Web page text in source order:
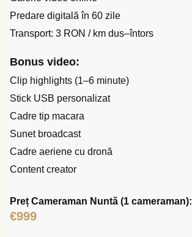
Predare digitală în 60 zile
Transport: 3 RON / km dus–întors
Bonus video:
Clip highlights (1–6 minute)
Stick USB personalizat
Cadre tip macara
Sunet broadcast
Cadre aeriene cu dronă
Content creator
Preț Cameraman Nuntă (1 cameraman):
€999